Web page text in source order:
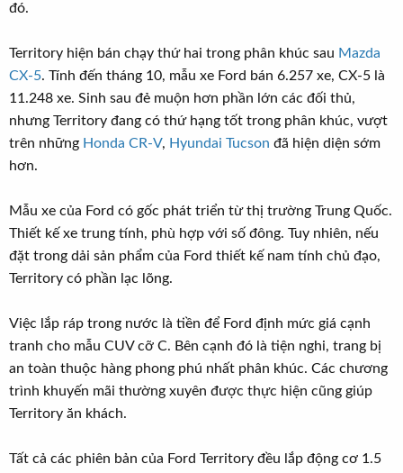
đó.
Territory hiện bán chạy thứ hai trong phân khúc sau Mazda
CX-5. Tính đến tháng 10, mẫu xe Ford bán 6.257 xe, CX-5 là
11.248 xe. Sinh sau đẻ muộn hơn phần lớn các đối thủ,
nhưng Territory đang có thứ hạng tốt trong phân khúc, vượt
trên những Honda CR-V, Hyundai Tucson đã hiện diện sớm
hơn.
Mẫu xe của Ford có gốc phát triển từ thị trường Trung Quốc.
Thiết kế xe trung tính, phù hợp với số đông. Tuy nhiên, nếu
đặt trong dải sản phẩm của Ford thiết kế nam tính chủ đạo,
Territory có phần lạc lõng.
Việc lắp ráp trong nước là tiền để Ford định mức giá cạnh
tranh cho mẫu CUV cỡ C. Bên cạnh đó là tiện nghi, trang bị
an toàn thuộc hàng phong phú nhất phân khúc. Các chương
trình khuyến mãi thường xuyên được thực hiện cũng giúp
Territory ăn khách.
Tất cả các phiên bản của Ford Territory đều lắp động cơ 1.5